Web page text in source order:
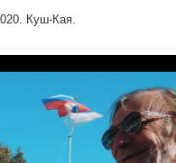
Куш-Кая.